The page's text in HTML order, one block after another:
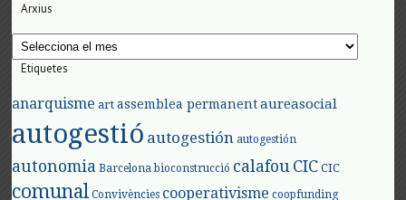
Arxius
Arxius
Etiquetes
anarquisme art assemblea permanent aureasocial
autogestió autogestión autogestión
autonomia Barcelona bioconstrucció calafouCIC CIC
comunal Convivències cooperativisme coopfunding